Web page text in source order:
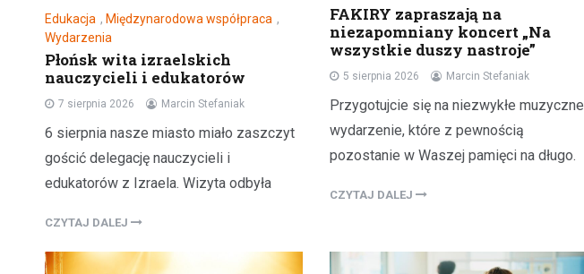
Edukacja , Międzynarodowa współpraca ,
Wydarzenia
Płońsk wita izraelskich
nauczycieli i edukatorów
7 sierpnia 2026 Marcin Stefaniak
6 sierpnia nasze miasto miało zaszczyt
gościć delegację nauczycieli i
edukatorów z Izraela. Wizyta odbyła
CZYTAJ DALEJ
FAKIRY zapraszają na
niezapomniany koncert „Na
wszystkie duszy nastroje”
5 sierpnia 2026 Marcin Stefaniak
Przygotujcie się na niezwykłe muzyczne
wydarzenie, które z pewnością
pozostanie w Waszej pamięci na długo.
CZYTAJ DALEJ